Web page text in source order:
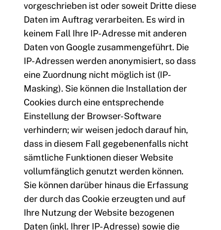
vorgeschrieben ist oder soweit Dritte diese
Daten im Auftrag verarbeiten. Es wird in
keinem Fall Ihre IP-Adresse mit anderen
Daten von Google zusammengeführt. Die
IP-Adressen werden anonymisiert, so dass
eine Zuordnung nicht möglich ist (IP-
Masking). Sie können die Installation der
Cookies durch eine entsprechende
Einstellung der Browser-Software
verhindern; wir weisen jedoch darauf hin,
dass in diesem Fall gegebenenfalls nicht
sämtliche Funktionen dieser Website
vollumfänglich genutzt werden können.
Sie können darüber hinaus die Erfassung
der durch das Cookie erzeugten und auf
Ihre Nutzung der Website bezogenen
Daten (inkl. Ihrer IP-Adresse) sowie die